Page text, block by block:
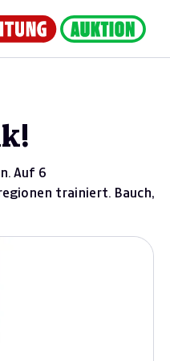
Auf 6
trainiert. Bauch,